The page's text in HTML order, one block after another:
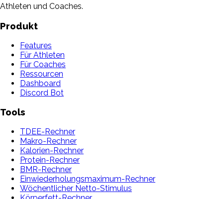
Athleten und Coaches.
Produkt
Features
Für Athleten
Für Coaches
Ressourcen
Dashboard
Discord Bot
Tools
TDEE-Rechner
Makro-Rechner
Kalorien-Rechner
Protein-Rechner
BMR-Rechner
Einwiederholungsmaximum-Rechner
Wöchentlicher Netto-Stimulus